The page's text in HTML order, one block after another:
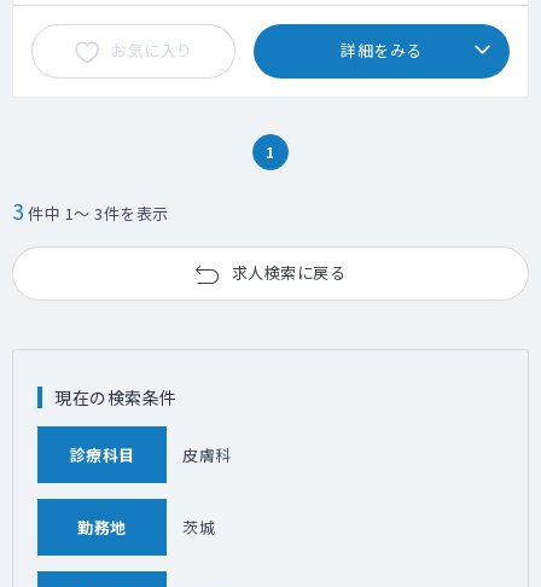
お気に入り 詳細をみる
1
3 件中 1～ 3件を表示
求人検索に戻る
現在の検索条件
診療科目 皮膚科
勤務地 茨城